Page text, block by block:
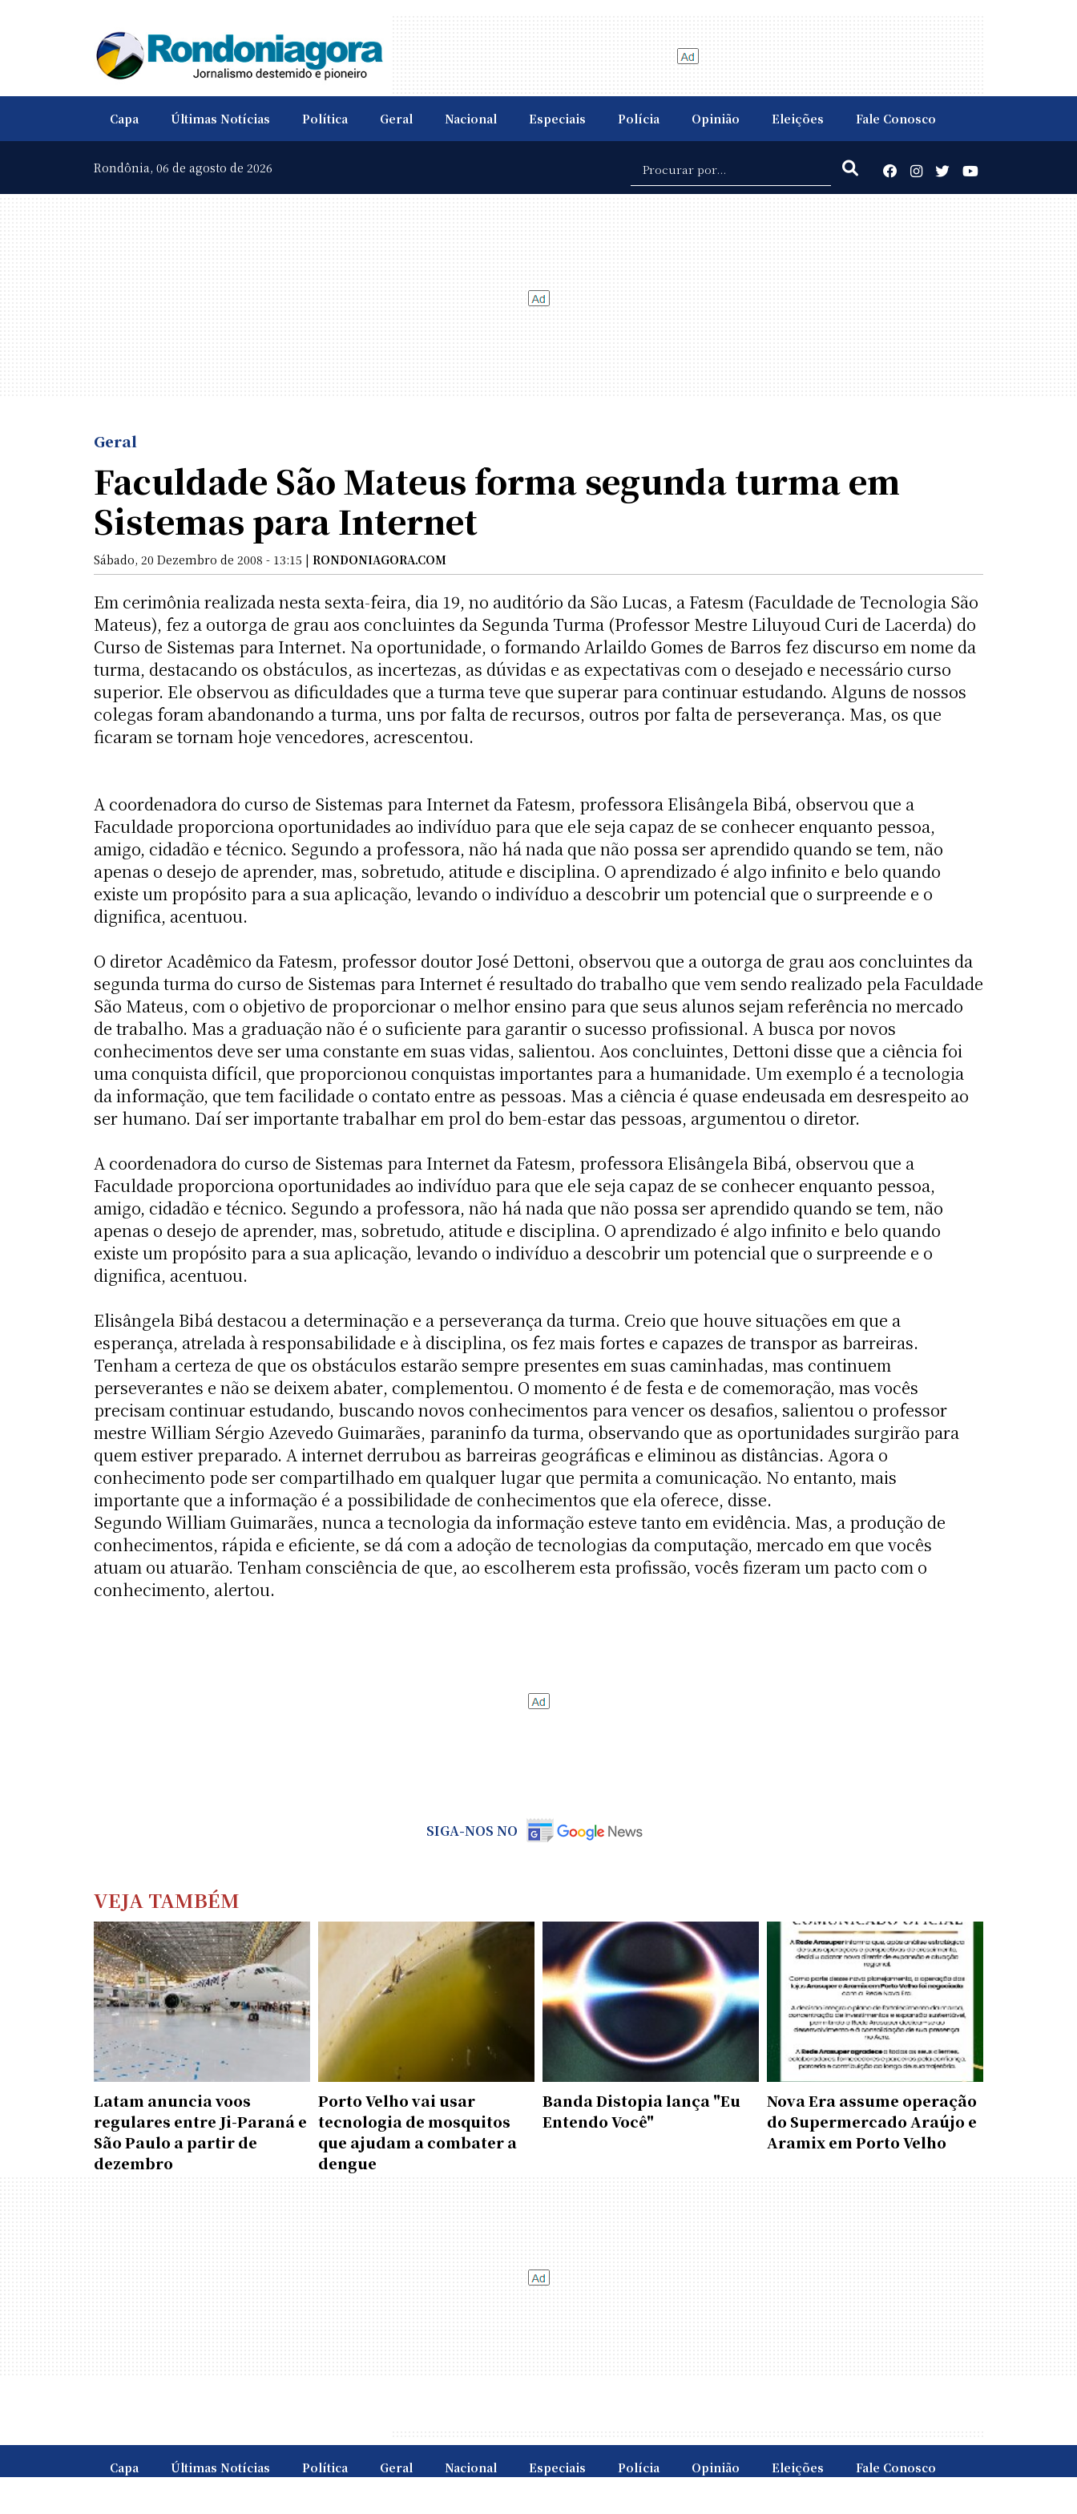
Capa Últimas Notícias Política Geral Nacional Especiais Polícia Opinião Eleições Fale Conosco
Rondônia, 06 de agosto de 2026
Geral
Faculdade São Mateus forma segunda turma em
Sistemas para Internet
Sábado, 20 Dezembro de 2008 - 13:15 | RONDONIAGORA.COM
Em cerimônia realizada nesta sexta-feira, dia 19, no auditório da São Lucas, a Fatesm (Faculdade de Tecnologia São
Mateus), fez a outorga de grau aos concluintes da Segunda Turma (Professor Mestre Liluyoud Curi de Lacerda) do
Curso de Sistemas para Internet. Na oportunidade, o formando Arlaildo Gomes de Barros fez discurso em nome da
turma, destacando os obstáculos, as incertezas, as dúvidas e as expectativas com o desejado e necessário curso
superior. Ele observou as dificuldades que a turma teve que superar para continuar estudando. Alguns de nossos
colegas foram abandonando a turma, uns por falta de recursos, outros por falta de perseverança. Mas, os que
ficaram se tornam hoje vencedores, acrescentou.
A coordenadora do curso de Sistemas para Internet da Fatesm, professora Elisângela Bibá, observou que a
Faculdade proporciona oportunidades ao indivíduo para que ele seja capaz de se conhecer enquanto pessoa,
amigo, cidadão e técnico. Segundo a professora, não há nada que não possa ser aprendido quando se tem, não
apenas o desejo de aprender, mas, sobretudo, atitude e disciplina. O aprendizado é algo infinito e belo quando
existe um propósito para a sua aplicação, levando o indivíduo a descobrir um potencial que o surpreende e o
dignifica, acentuou.
O diretor Acadêmico da Fatesm, professor doutor José Dettoni, observou que a outorga de grau aos concluintes da
segunda turma do curso de Sistemas para Internet é resultado do trabalho que vem sendo realizado pela Faculdade
São Mateus, com o objetivo de proporcionar o melhor ensino para que seus alunos sejam referência no mercado
de trabalho. Mas a graduação não é o suficiente para garantir o sucesso profissional. A busca por novos
conhecimentos deve ser uma constante em suas vidas, salientou. Aos concluintes, Dettoni disse que a ciência foi
uma conquista difícil, que proporcionou conquistas importantes para a humanidade. Um exemplo é a tecnologia
da informação, que tem facilidade o contato entre as pessoas. Mas a ciência é quase endeusada em desrespeito ao
ser humano. Daí ser importante trabalhar em prol do bem-estar das pessoas, argumentou o diretor.
A coordenadora do curso de Sistemas para Internet da Fatesm, professora Elisângela Bibá, observou que a
Faculdade proporciona oportunidades ao indivíduo para que ele seja capaz de se conhecer enquanto pessoa,
amigo, cidadão e técnico. Segundo a professora, não há nada que não possa ser aprendido quando se tem, não
apenas o desejo de aprender, mas, sobretudo, atitude e disciplina. O aprendizado é algo infinito e belo quando
existe um propósito para a sua aplicação, levando o indivíduo a descobrir um potencial que o surpreende e o
dignifica, acentuou.
Elisângela Bibá destacou a determinação e a perseverança da turma. Creio que houve situações em que a
esperança, atrelada à responsabilidade e à disciplina, os fez mais fortes e capazes de transpor as barreiras.
Tenham a certeza de que os obstáculos estarão sempre presentes em suas caminhadas, mas continuem
perseverantes e não se deixem abater, complementou. O momento é de festa e de comemoração, mas vocês
precisam continuar estudando, buscando novos conhecimentos para vencer os desafios, salientou o professor
mestre William Sérgio Azevedo Guimarães, paraninfo da turma, observando que as oportunidades surgirão para
quem estiver preparado. A internet derrubou as barreiras geográficas e eliminou as distâncias. Agora o
conhecimento pode ser compartilhado em qualquer lugar que permita a comunicação. No entanto, mais
importante que a informação é a possibilidade de conhecimentos que ela oferece, disse.
Segundo William Guimarães, nunca a tecnologia da informação esteve tanto em evidência. Mas, a produção de
conhecimentos, rápida e eficiente, se dá com a adoção de tecnologias da computação, mercado em que vocês
atuam ou atuarão. Tenham consciência de que, ao escolherem esta profissão, vocês fizeram um pacto com o
conhecimento, alertou.
SIGA-NOS NO
VEJA TAMBÉM
Latam anuncia voos
regulares entre Ji-Paraná e
São Paulo a partir de
dezembro
Porto Velho vai usar
tecnologia de mosquitos
que ajudam a combater a
dengue
Banda Distopia lança "Eu
Entendo Você"
Nova Era assume operação
do Supermercado Araújo e
Aramix em Porto Velho
Capa Últimas Notícias Política Geral Nacional Especiais Polícia Opinião Eleições Fale Conosco